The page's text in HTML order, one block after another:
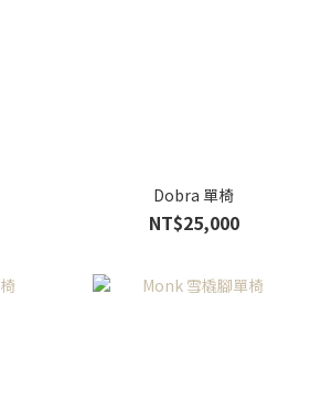
Dobra 單椅
NT$25,000